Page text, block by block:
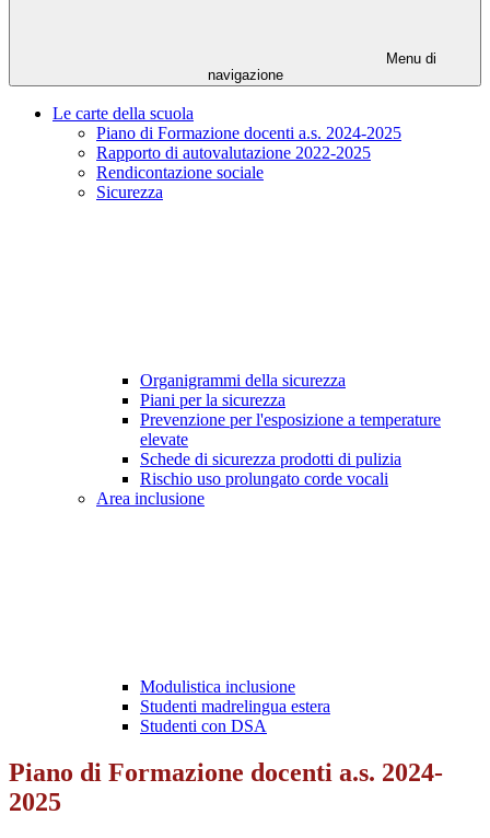
Menu di
navigazione
Le carte della scuola
Piano di Formazione docenti a.s. 2024-2025
Rapporto di autovalutazione 2022-2025
Rendicontazione sociale
Sicurezza
Organigrammi della sicurezza
Piani per la sicurezza
Prevenzione per l'esposizione a temperature
elevate
Schede di sicurezza prodotti di pulizia
Rischio uso prolungato corde vocali
Area inclusione
Modulistica inclusione
Studenti madrelingua estera
Studenti con DSA
Piano di Formazione docenti a.s. 2024-
2025